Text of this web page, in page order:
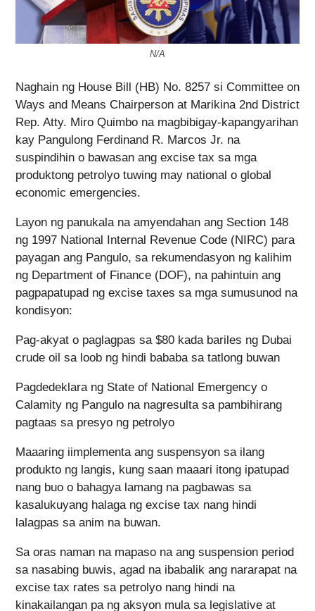
N/A
Naghain ng House Bill (HB) No. 8257 si Committee on
Ways and Means Chairperson at Marikina 2nd District
Rep. Atty. Miro Quimbo na magbibigay-kapangyarihan
kay Pangulong Ferdinand R. Marcos Jr. na
suspindihin o bawasan ang excise tax sa mga
produktong petrolyo tuwing may national o global
economic emergencies.
Layon ng panukala na amyendahan ang Section 148
ng 1997 National Internal Revenue Code (NIRC) para
payagan ang Pangulo, sa rekumendasyon ng kalihim
ng Department of Finance (DOF), na pahintuin ang
pagpapatupad ng excise taxes sa mga sumusunod na
kondisyon:
Pag-akyat o paglagpas sa $80 kada bariles ng Dubai
crude oil sa loob ng hindi bababa sa tatlong buwan
Pagdedeklara ng State of National Emergency o
Calamity ng Pangulo na nagresulta sa pambihirang
pagtaas sa presyo ng petrolyo
Maaaring iimplementa ang suspensyon sa ilang
produkto ng langis, kung saan maaari itong ipatupad
nang buo o bahagya lamang na pagbawas sa
kasalukuyang halaga ng excise tax nang hindi
lalagpas sa anim na buwan.
Sa oras naman na mapaso na ang suspension period
sa nasabing buwis, agad na ibabalik ang nararapat na
excise tax rates sa petrolyo nang hindi na
kinakailangan pa ng aksyon mula sa legislative at